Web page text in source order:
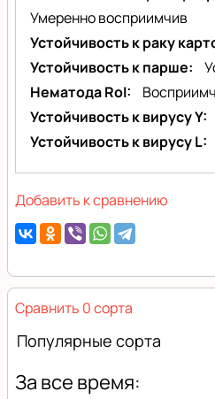
Умеренно восприимчив
Устойчивость к раку
Устойчивость к парше
Нематода RoI
Устойчивость к вирусу Y
Устойчивость к вирусу L
Добавить к сравнению
Сравнить 0 сорта
Популярные сорта
За все время: